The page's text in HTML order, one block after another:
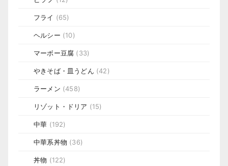
フライ (65)
ヘルシー (10)
マーボー豆腐 (33)
やきそば・皿うどん (42)
ラーメン (458)
リゾット・ドリア (15)
中華 (192)
中華系丼物 (36)
丼物 (122)